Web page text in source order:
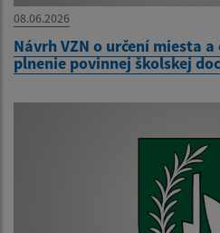
08.06.2026
Návrh VZN o určení miesta
plnenie povinnej školskej